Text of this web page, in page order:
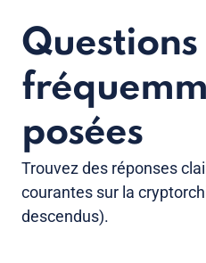
Questions
posées
Trouvez des réponses
courantes sur la
descendus).